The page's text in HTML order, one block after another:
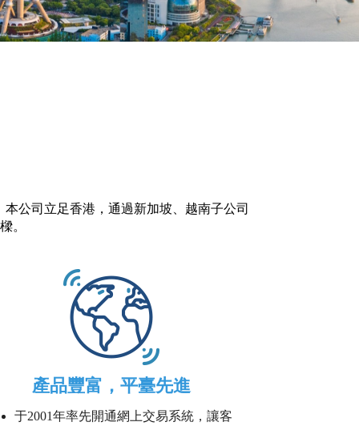
公司立足香港，通過新加坡、越南子公司
。
產品豐富，平臺先進
于2001年率先開通網上交易系統，讓客